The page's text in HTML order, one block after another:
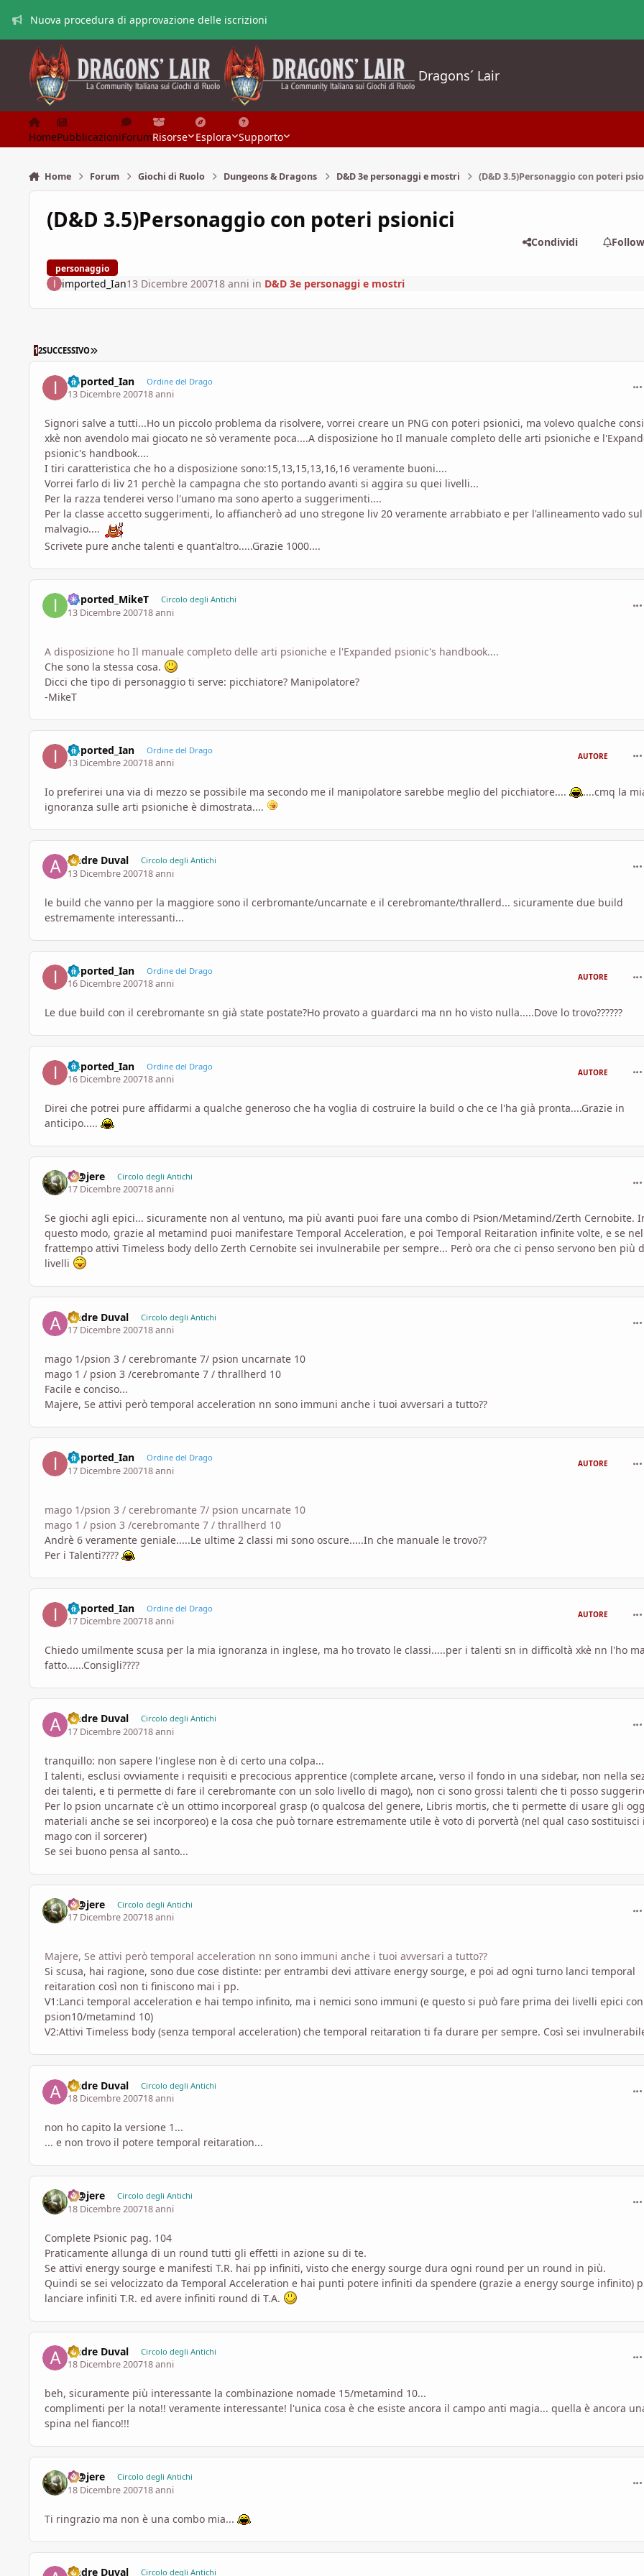
Nuova procedura di approvazione delle iscrizioni
Dragons´ Lair
HomePubblicazioniForumRisorse Esplora Supporto
Home Forum Giochi di Ruolo Dungeons & Dragons D&D 3e personaggi e mostri (D&D 3.5)Personaggio con poteri
(D&D 3.5)Personaggio con poteri psionici
personaggio
Condividi
imported_Ian13 Dicembre 200718 anni in D&D 3e personaggi e mostri
12SUCCESSIVO ULTIMA PAGINA
imported_Ian Ordine del Drago
13 Dicembre 200718 anni
Signori salve a tutti...Ho un piccolo problema da risolvere, vorrei creare un PNG con poteri psionici, ma volevo qualche
xkè non avendolo mai giocato ne sò veramente poca....A disposizione ho Il manuale completo delle arti psioniche e
psionic's handbook....
I tiri caratteristica che ho a disposizione sono:15,13,15,13,16,16 veramente buoni....
Vorrei farlo di liv 21 perchè la campagna che sto portando avanti si aggira su quei livelli...
Per la razza tenderei verso l'umano ma sono aperto a suggerimenti....
Per la classe accetto suggerimenti, lo affiancherò ad uno stregone liv 20 veramente arrabbiato e per l'allineamento vado sul
malvagio....
Scrivete pure anche talenti e quant'altro.....Grazie 1000....
imported_MikeT Circolo degli Antichi
13 Dicembre 200718 anni
A disposizione ho Il manuale completo delle arti psioniche e l'Expanded psionic's handbook....
Che sono la stessa cosa.
Dicci che tipo di personaggio ti serve: picchiatore? Manipolatore?
-MikeT
imported_Ian Ordine del Drago
13 Dicembre 200718 anni
AUTORE
Io preferirei una via di mezzo se possibile ma secondo me il manipolatore sarebbe meglio del picchiatore....
....cmq la
ignoranza sulle arti psioniche è dimostrata....
Andre Duval Circolo degli Antichi
13 Dicembre 200718 anni
le build che vanno per la maggiore sono il cerbromante/uncarnate e il cerebromante/thrallerd... sicuramente due build
estremamente interessanti...
imported_Ian Ordine del Drago
16 Dicembre 200718 anni
AUTORE
Le due build con il cerebromante sn già state postate?Ho provato a guardarci ma nn ho visto nulla.....Dove lo trovo??????
imported_Ian Ordine del Drago
16 Dicembre 200718 anni
AUTORE
Direi che potrei pure affidarmi a qualche generoso che ha voglia di costruire la build o che ce l'ha già pronta....Grazie in
anticipo.....
M@jere Circolo degli Antichi
17 Dicembre 200718 anni
Se giochi agli epici... sicuramente non al ventuno, ma più avanti puoi fare una combo di Psion/Metamind/Zerth Cernobite.
questo modo, grazie al metamind puoi manifestare Temporal Acceleration, e poi Temporal Reitaration infinite volte, e se nel
frattempo attivi Timeless body dello Zerth Cernobite sei invulnerabile per sempre... Però ora che ci penso servono ben più
livelli
Andre Duval Circolo degli Antichi
17 Dicembre 200718 anni
mago 1/psion 3 / cerebromante 7/ psion uncarnate 10
mago 1 / psion 3 /cerebromante 7 / thrallherd 10
Facile e conciso...
Majere, Se attivi però temporal acceleration nn sono immuni anche i tuoi avversari a tutto??
imported_Ian Ordine del Drago
17 Dicembre 200718 anni
AUTORE
mago 1/psion 3 / cerebromante 7/ psion uncarnate 10
mago 1 / psion 3 /cerebromante 7 / thrallherd 10
Andrè 6 veramente geniale.....Le ultime 2 classi mi sono oscure.....In che manuale le trovo??
Per i Talenti????
imported_Ian Ordine del Drago
17 Dicembre 200718 anni
AUTORE
Chiedo umilmente scusa per la mia ignoranza in inglese, ma ho trovato le classi.....per i talenti sn in difficoltà xkè nn l'ho
fatto......Consigli????
Andre Duval Circolo degli Antichi
17 Dicembre 200718 anni
tranquillo: non sapere l'inglese non è di certo una colpa...
I talenti, esclusi ovviamente i requisiti e precocious apprentice (complete arcane, verso il fondo in una sidebar, non nella
dei talenti, e ti permette di fare il cerebromante con un solo livello di mago), non ci sono grossi talenti che ti posso
Per lo psion uncarnate c'è un ottimo incorporeal grasp (o qualcosa del genere, Libris mortis, che ti permette di usare gli
materiali anche se sei incorporeo) e la cosa che può tornare estremamente utile è voto di porvertà (nel qual caso sostituisci
mago con il sorcerer)
Se sei buono pensa al santo...
M@jere Circolo degli Antichi
17 Dicembre 200718 anni
Majere, Se attivi però temporal acceleration nn sono immuni anche i tuoi avversari a tutto??
Si scusa, hai ragione, sono due cose distinte: per entrambi devi attivare energy sourge, e poi ad ogni turno lanci temporal
reitaration così non ti finiscono mai i pp.
V1:Lanci temporal acceleration e hai tempo infinito, ma i nemici sono immuni (e questo si può fare prima dei livelli epici con
psion10/metamind 10)
V2:Attivi Timeless body (senza temporal acceleration) che temporal reitaration ti fa durare per sempre. Così sei
Andre Duval Circolo degli Antichi
18 Dicembre 200718 anni
non ho capito la versione 1...
... e non trovo il potere temporal reitaration...
M@jere Circolo degli Antichi
18 Dicembre 200718 anni
Complete Psionic pag. 104
Praticamente allunga di un round tutti gli effetti in azione su di te.
Se attivi energy sourge e manifesti T.R. hai pp infiniti, visto che energy sourge dura ogni round per un round in più.
Quindi se sei velocizzato da Temporal Acceleration e hai punti potere infiniti da spendere (grazie a energy sourge infinito)
lanciare infiniti T.R. ed avere infiniti round di T.A.
Andre Duval Circolo degli Antichi
18 Dicembre 200718 anni
beh, sicuramente più interessante la combinazione nomade 15/metamind 10...
complimenti per la nota!! veramente interessante! l'unica cosa è che esiste ancora il campo anti magia... quella è ancora
spina nel fianco!!!
M@jere Circolo degli Antichi
18 Dicembre 200718 anni
Ti ringrazio ma non è una combo mia...
Andre Duval Circolo degli Antichi